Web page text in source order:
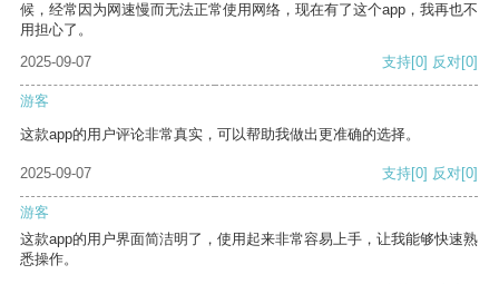
候，经常因为网速慢而无法正常使用网络，现在有了这个app，我再也不
用担心了。
2025-09-07
支持[0] 反对[0]
游客
这款app的用户评论非常真实，可以帮助我做出更准确的选择。
2025-09-07 支持[0] 反对[0]
游客
这款app的用户界面简洁明了，使用起来非常容易上手，让我能够快速熟
悉操作。